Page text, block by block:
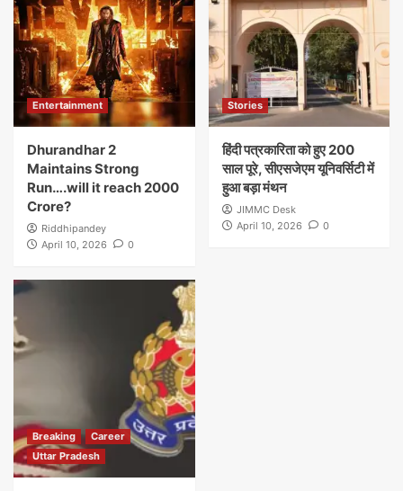
Entertainment
Dhurandhar 2
Maintains Strong
Run….will it reach 2000
Crore?
Riddhipandey
April 10, 2026
0
Stories
हिंदी पत्रकारिता को हुए 200
साल पूरे, सीएसजेएम यूनिवर्सिटी में
हुआ बड़ा मंथन
JIMMC Desk
April 10, 2026
0
Breaking
Career
Uttar Pradesh